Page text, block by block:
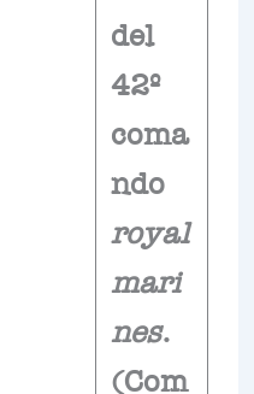
del
42º
coma
ndo
royal
mari
nes.
(Com